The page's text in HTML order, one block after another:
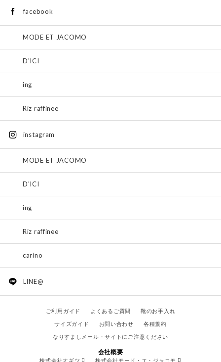
facebook
MODE ET JACOMO
D'ICI
ing
Riz raffinee
instagram
MODE ET JACOMO
D'ICI
ing
Riz raffinee
carino
LINE@
ご利用ガイド よくあるご質問
靴のお手入れ
サイズガイド
お問い合わせ
各種規約
なりすましメール・サイトにご注意ください
会社概要
株式会社オギツ 株式会社モード・エ・ジャコモ